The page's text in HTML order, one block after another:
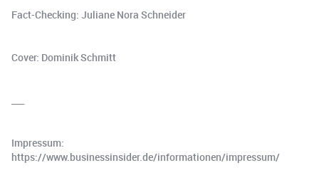
Fact-Checking: Juliane Nora Schneider
Cover: Dominik Schmitt
Impressum:
https://www.businessinsider.de/informationen/impressum/